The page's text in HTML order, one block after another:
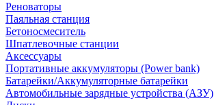
Реноваторы
Паяльная станция
Бетоносмеситель
Шпатлевочные станции
Аксессуары
Портативные аккумуляторы (Power bank)
Батарейки/Аккумуляторные батарейки
Автомобильные зарядные устройства (АЗУ)